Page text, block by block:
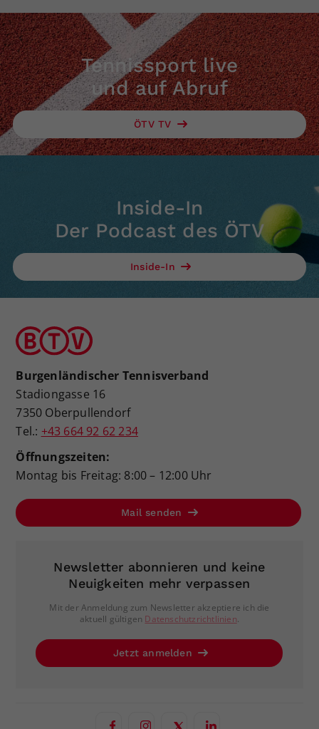
Tennissport live
und auf Abruf
ÖTV TV
Inside-In
Der Podcast des ÖTV
Inside-In
Burgenländischer Tennisverband
Stadiongasse 16
7350 Oberpullendorf
Tel.: +43 664 92 62 234
Öffnungszeiten:
Montag bis Freitag: 8:00 – 12:00 Uhr
Mail senden
Newsletter abonnieren und keine
Neuigkeiten mehr verpassen
Mit der Anmeldung zum Newsletter akzeptiere ich die
aktuell gültigen Datenschutzrichtlinien.
Jetzt anmelden